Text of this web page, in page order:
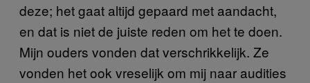
deze; het gaat altijd gepaard met aandacht,
en dat is niet de juiste reden om het te doen.
Mijn ouders vonden dat verschrikkelijk. Ze
vonden het ook vreselijk om mij naar audities